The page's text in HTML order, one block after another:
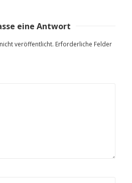
eine Antwort
veröffentlicht. Erforderliche Felder